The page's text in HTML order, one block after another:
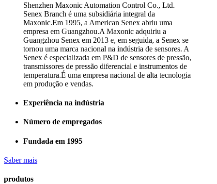
Shenzhen Maxonic Automation Control Co., Ltd.
Senex Branch é uma subsidiária integral da
Maxonic.Em 1995, a American Senex abriu uma
empresa em Guangzhou.A Maxonic adquiriu a
Guangzhou Senex em 2013 e, em seguida, a Senex se
tornou uma marca nacional na indústria de sensores. A
Senex é especializada em P&D de sensores de pressão,
transmissores de pressão diferencial e instrumentos de
temperatura.É uma empresa nacional de alta tecnologia
em produção e vendas.
Experiência na indústria
Número de empregados
Fundada em 1995
Saber mais
produtos